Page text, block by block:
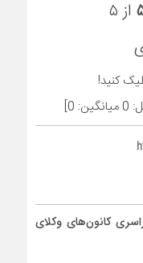
از ۵
کنید!
0میانگین: 0
]
کانون‌های وکلای